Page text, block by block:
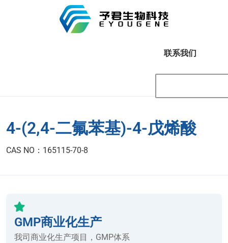
联系我们
4-(2,4-二氟苯基)-4-戊烯酸
CAS NO：165115-70-8
GMP商业化生产
我司商业化生产项目，GMP体系